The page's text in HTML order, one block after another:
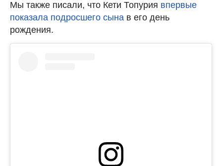
Мы также писали, что Кети Топурия впервые
показала подросшего сына в его день
рождения.